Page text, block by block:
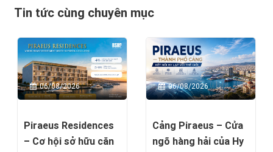
Tin tức cùng chuyên mục
06/08/2026
Piraeus Residences
– Cơ hội sở hữu căn
06/08/2026
Cảng Piraeus – Cửa
ngõ hàng hải của Hy